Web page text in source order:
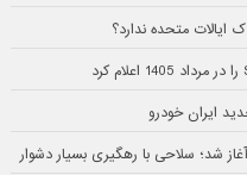
ایالات متحده ندارد؟